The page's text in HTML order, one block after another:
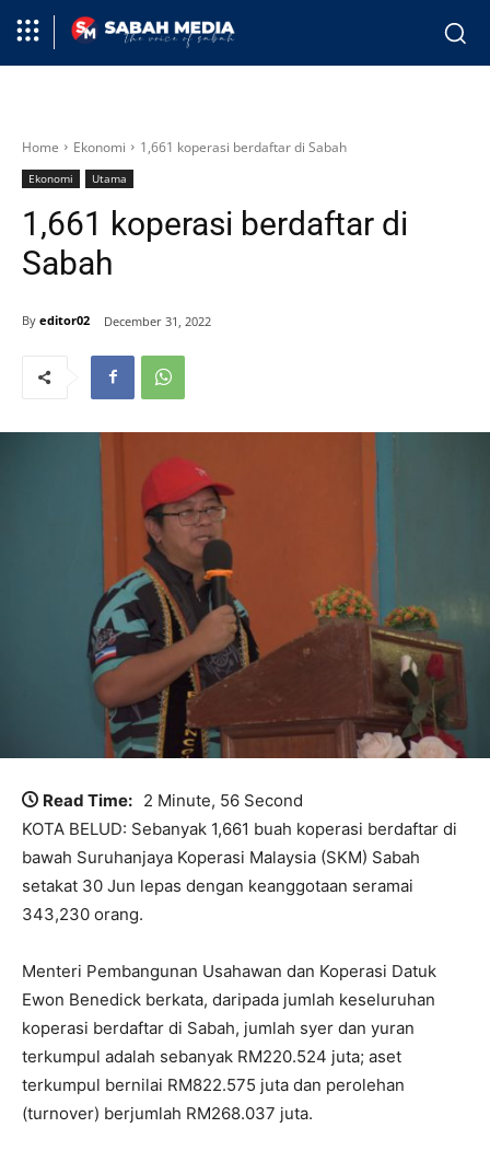
Home Ekonomi 1,661 koperasi berdaftar di Sabah
Ekonomi Utama
1,661 koperasi berdaftar di
Sabah
By editor02 December 31, 2022
Read Time: 2 Minute, 56 Second
KOTA BELUD: Sebanyak 1,661 buah koperasi berdaftar di
bawah Suruhanjaya Koperasi Malaysia (SKM) Sabah
setakat 30 Jun lepas dengan keanggotaan seramai
343,230 orang.
Menteri Pembangunan Usahawan dan Koperasi Datuk
Ewon Benedick berkata, daripada jumlah keseluruhan
koperasi berdaftar di Sabah, jumlah syer dan yuran
terkumpul adalah sebanyak RM220.524 juta; aset
terkumpul bernilai RM822.575 juta dan perolehan
(turnover) berjumlah RM268.037 juta.